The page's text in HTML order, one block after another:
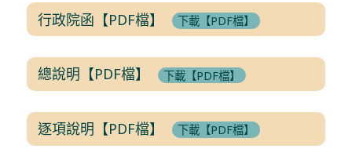
行政院函【PDF檔】 下載【PDF檔】
總說明【PDF檔】 下載【PDF檔】
逐項說明【PDF檔】 下載【PDF檔】